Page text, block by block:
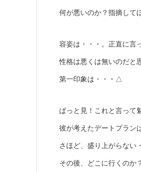
何が悪いのか？指摘して
容姿は・・・。正直に言
性格は悪くは無いのだと
第一印象は・・・△
ぱっと見！これと言って
彼が考えたデートプラン
さほど、盛り上がらない
その後、どこに行くのか